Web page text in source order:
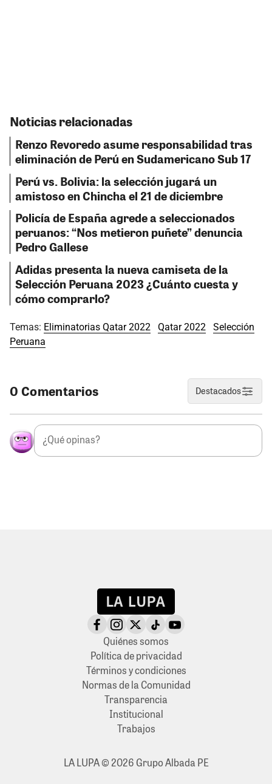
Noticias relacionadas
Renzo Revoredo asume responsabilidad tras
eliminación de Perú en Sudamericano Sub 17
Perú vs. Bolivia: la selección jugará un
amistoso en Chincha el 21 de diciembre
Policía de España agrede a seleccionados
peruanos: “Nos metieron puñete” denuncia
Pedro Gallese
Adidas presenta la nueva camiseta de la
Selección Peruana 2023 ¿Cuánto cuesta y
cómo comprarlo?
Temas: Eliminatorias Qatar 2022 Qatar 2022
Selección
Peruana
0 Comentarios Destacados
Quiénes somos
Política de privacidad
Términos y condiciones
Normas de la Comunidad
Transparencia
Institucional
Trabajos
LA LUPA © 2026 Grupo Albada PE